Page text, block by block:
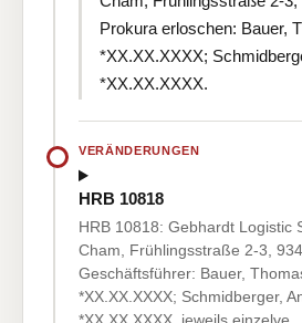
Prokura erloschen: Bauer,
*XX.XX.XXXX;
*XX.XX.XXXX.
VERÄNDERUNGEN
HRB 10818
HRB 10818: Gebhardt Logistic
Cham, Frühlingsstraße 2-3,
Geschäftsführer: Bauer,
*XX.XX.XXXX; Schmidberger,